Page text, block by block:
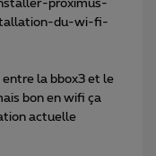
proximus-
du-wi-fi-
la bbox3 et le
bon en wifi ça
actuelle